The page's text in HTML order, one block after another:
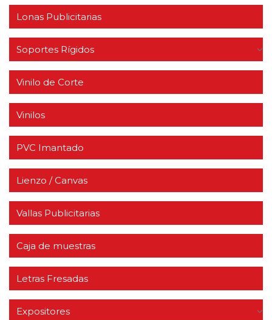
Lonas Publicitarias
Soportes Rígidos
Vinilo de Corte
Vinilos
PVC Imantado
Lienzo / Canvas
Vallas Publicitarias
Caja de muestras
Letras Fresadas
Expositores